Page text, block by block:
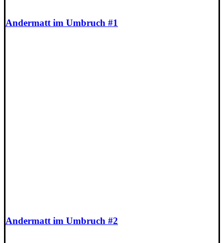
Andermatt im Umbruch #1
Andermatt im Umbruch #2